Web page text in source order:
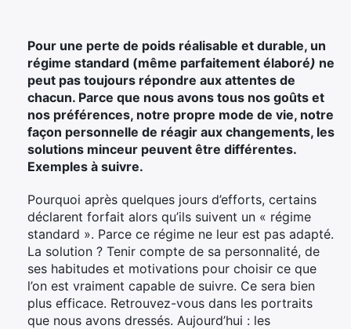
Pour une perte de poids réalisable et durable, un
régime standard (même parfaitement élaboré) ne
peut pas toujours répondre aux attentes de
chacun. Parce que nous avons tous nos goûts et
nos préférences, notre propre mode de vie, notre
façon personnelle de réagir aux changements, les
solutions minceur peuvent être différentes.
Exemples à suivre.
Pourquoi après quelques jours d’efforts, certains
déclarent forfait alors qu’ils suivent un « régime
standard ». Parce ce régime ne leur est pas adapté.
La solution ? Tenir compte de sa personnalité, de
ses habitudes et motivations pour choisir ce que
l’on est vraiment capable de suivre. Ce sera bien
plus efficace. Retrouvez-vous dans les portraits
que nous avons dressés. Aujourd’hui : les